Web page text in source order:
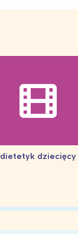
dietetyk dziecięcy